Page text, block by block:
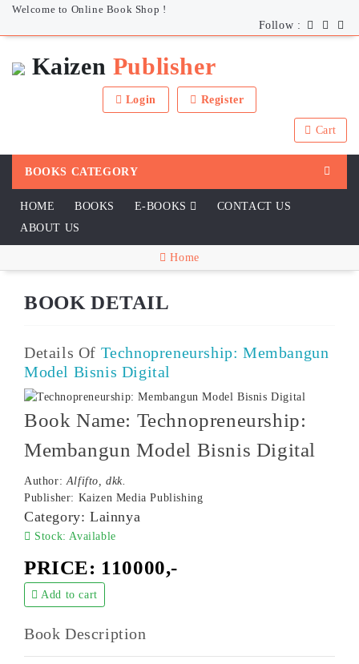
Welcome to Online Book Shop !
Follow :
Kaizen Publisher
Login Register
Cart
BOOKS CATEGORY
HOME BOOKS E-BOOKS
CONTACT US
ABOUT US
Home
BOOK DETAIL
Details Of Technopreneurship: Membangun
Model Bisnis Digital
Book Name: Technopreneurship:
Membangun Model Bisnis Digital
Author:Alfifto, dkk.
Publisher: Kaizen Media Publishing
Category: Lainnya
Stock: Available
PRICE: 110000,-
Add to cart
Book Description